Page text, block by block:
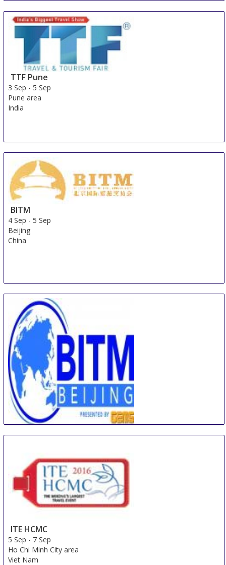
TTF Pune
3 Sep -5 Sep
Pune area
India
BITM
4 Sep -5 Sep
Beijing
China
ITE HCMC
5 Sep - 7 Sep
Ho Chi Minh City area
Viet Nam